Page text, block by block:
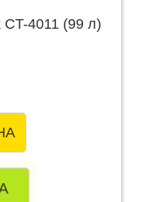
4011 (99 л)